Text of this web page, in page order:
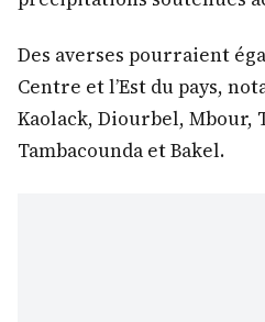
Des averses pourraient
Centre et l’Est du pays,
Kaolack, Diourbel, Mbour,
Tambacounda et Bakel.